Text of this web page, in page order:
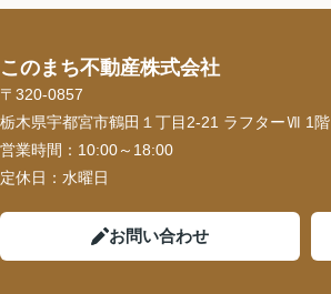
このまち不動産株式会社
〒320-0857
栃木県宇都宮市鶴田１丁目2-21 ラフターⅦ 1階
営業時間： 10:00～18:00
定休日： 水曜日
お問い合わせ